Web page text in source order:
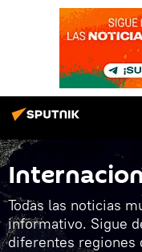
Todas las noticias
informativo. Sigue
diferentes regiones